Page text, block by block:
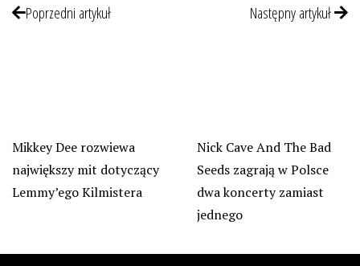
Poprzedni artykuł
Mikkey Dee rozwiewa
największy mit dotyczący
Lemmy’ego Kilmistera
Następny artykuł
Nick Cave And The Bad
Seeds zagrają w Polsce
dwa koncerty zamiast
jednego